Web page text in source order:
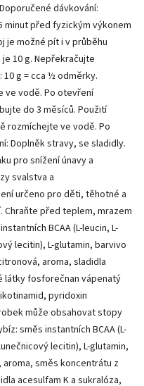
dávkování:
minut před fyzickým výkonem
je možné pít i v průběhu
10 g. Nepřekračujte
10 g = cca ½ odměrky.
ve vodě. Po otevření
do 3 měsíců. Použití
rozmíchejte ve vodě. Po
Doplněk stravy, se sladidly.
pro snížení únavy a
svalstva a
určeno pro děti, těhotné a
Chraňte před teplem, mrazem
BCAA (L-leucin, L-
lecitin), L-glutamin, barvivo
aroma, sladidla
látky fosforečnan vápenatý
pyridoxin
může obsahovat stopy
směs instantních BCAA (L-
lecitin), L-glutamin,
směs koncentrátu z
acesulfam K a sukralóza,